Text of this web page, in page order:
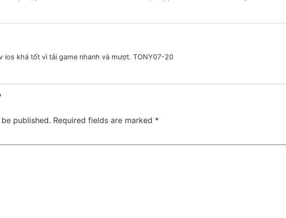
ios khá tốt vì tải game nhanh và mượt. TONY07-20
published. Required fields are marked *